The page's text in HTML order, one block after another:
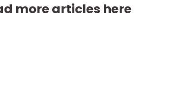
more articles here